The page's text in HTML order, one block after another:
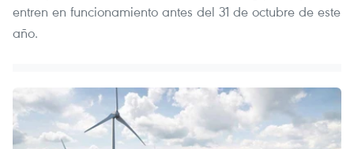
entren en funcionamiento antes del 31 de octubre de este
año.